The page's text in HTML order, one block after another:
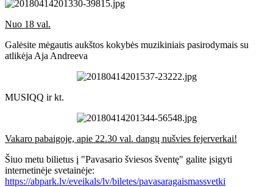
Nuo 18 val.
Galėsite mėgautis aukštos kokybės muzikiniais pasirodymais su
atlikėja Aja Andreeva
MUSIQQ ir kt.
Vakaro pabaigoje, apie 22.30 val. dangų nušvies fejerverkai!
Šiuo metu bilietus į "Pavasario šviesos šventę" galite įsigyti
internetinėje svetainėje:
https://abpark.lv/eveikals/lv/biletes/pavasaragaismassvetki